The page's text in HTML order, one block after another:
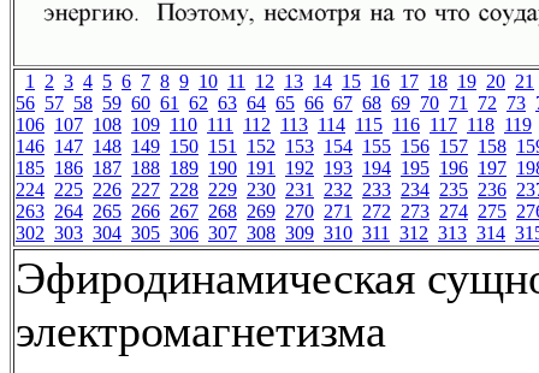
1 2 3 4 5 6 7 8 9 10 11 12 13 14 15 16 17 18 19 20 21
56 57 58 59 60 61 62 63 64 65 66 67 68 69 70 71 72 73
106 107 108 109 110 111 112 113 114 115 116 117 118 119
146 147 148 149 150 151 152 153 154 155 156 157 158
185 186 187 188 189 190 191 192 193 194 195 196 197
224 225 226 227 228 229 230 231 232 233 234 235 236
263 264 265 266 267 268 269 270 271 272 273 274 275
302 303 304 305 306 307 308 309 310 311 312 313 314
Эфиродинамическая
электромагнетизма